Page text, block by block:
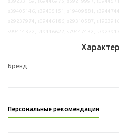
Бренд
Персональные рекомендации